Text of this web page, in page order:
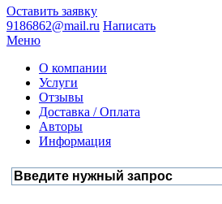
Оставить заявку
9186862@mail.ru Написать
Меню
О компании
Услуги
Отзывы
Доставка / Оплата
Авторы
Информация